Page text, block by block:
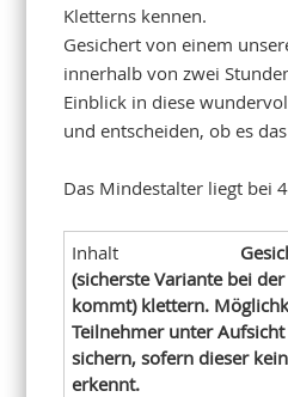
Kletterns kennen.
Gesichert von einem
innerhalb von zwei
Einblick in diese
und entscheiden, ob es
Das Mindestalter liegt bei
(sicherste Variante bei
kommt) klettern.
Teilnehmer unter Aufsicht
sichern, sofern dieser
erkennt.